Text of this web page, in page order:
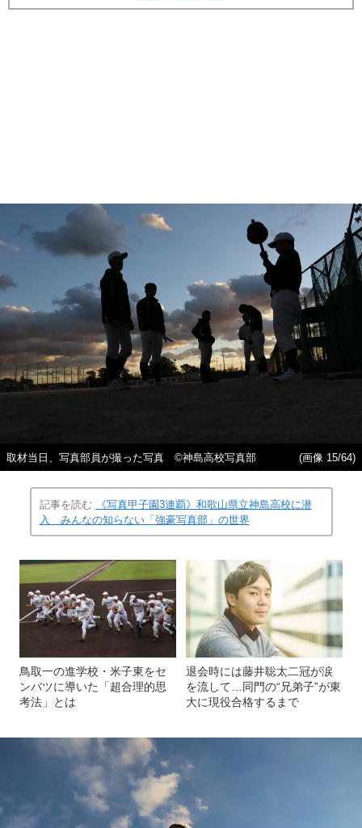
取材当日、写真部員が撮った写真 ©神島高校写真部 (画像 15/64)
記事を読む
《写真甲子園3連覇》和歌山県立神島高校に潜
入 みんなの知らない「強豪写真部」の世界
鳥取一の進学校・米子東をセ
ンバツに導いた「超合理的思
考法」とは
退会時には藤井聡太二冠が涙
を流して…同門の“兄弟子”が東
大に現役合格するまで